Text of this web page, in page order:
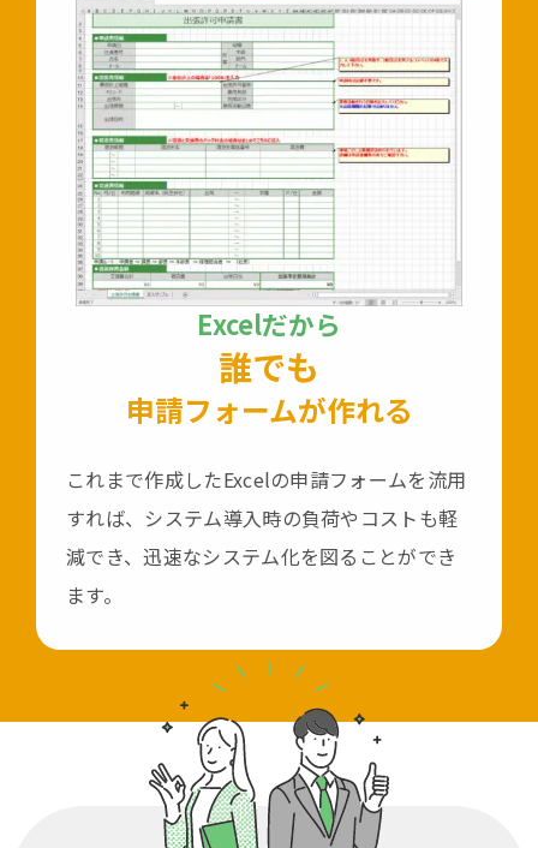
Excelだから
誰でも
申請フォームが作れる
これまで作成したExcelの申請フォームを流用
すれば、 システム導入時の負荷やコストも軽
減でき、迅速なシステム化を図ることができ
ます。